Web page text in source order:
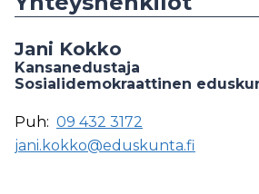
Jani Kokko
Kansanedustaja
Sosialidemokraattinen
Puh: 09 432 3172
jani.kokko@eduskunta.fi